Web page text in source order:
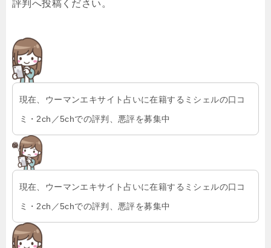
評判へ投稿ください。
現在、ウーマンエキサイト占いに在籍するミシェルの口コ
ミ・2ch／5chでの評判、悪評を募集中
現在、ウーマンエキサイト占いに在籍するミシェルの口コ
ミ・2ch／5chでの評判、悪評を募集中